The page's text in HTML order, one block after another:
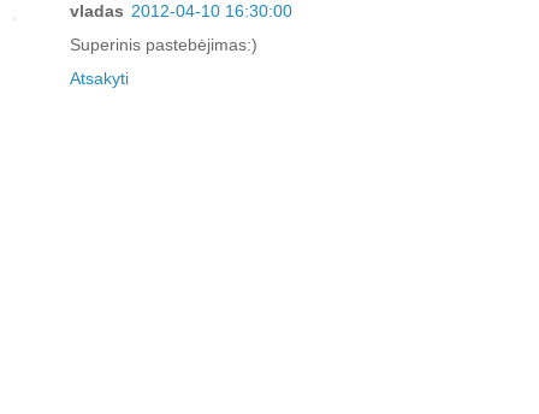
vladas 2012-04-10 16:30:00
Superinis pastebėjimas:)
Atsakyti